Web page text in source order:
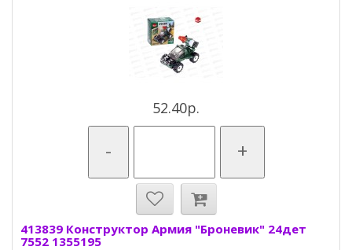
52.40р.
- +
413839 Конструктор Армия "Броневик" 24дет
7552 1355195